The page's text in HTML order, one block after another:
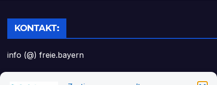
KONTAKT:
info (@) freie.bayern